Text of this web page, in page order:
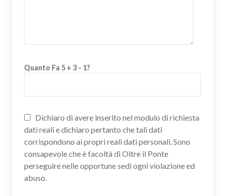
Quanto Fa 5 + 3 - 1?
Dichiaro di avere inserito nel modulo di richiesta
dati reali e dichiaro pertanto che tali dati
corrispondono ai propri reali dati personali. Sono
consapevole che è facoltà di Oltre il Ponte
perseguire nelle opportune sedi ogni violazione ed
abuso.